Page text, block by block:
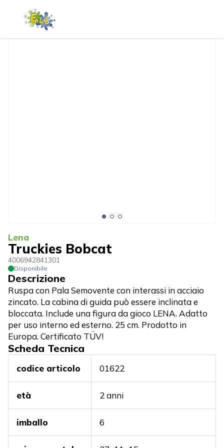
Lena
Truckies Bobcat
4006942841301
Disponibile
Descrizione
Ruspa con Pala Semovente con interassi in acciaio
zincato. La cabina di guida può essere inclinata e
bloccata. Include una figura da gioco LENA. Adatto
per uso interno ed esterno. 25 cm. Prodotto in
Europa. Certificato TÜV!
Scheda Tecnica
codice articolo 01622
età 2 anni
imballo 6